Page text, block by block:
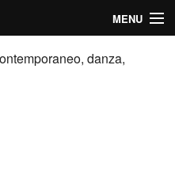
MENU
danza,